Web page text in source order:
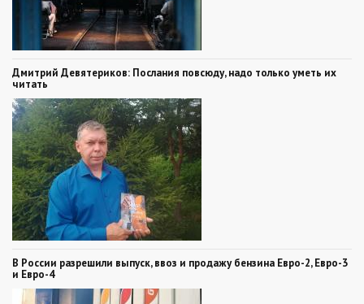
Дмитрий Девятериков: Послания повсюду, надо только уметь их
читать
В России разрешили выпуск, ввоз и продажу бензина Евро-2, Евро-3
и Евро-4